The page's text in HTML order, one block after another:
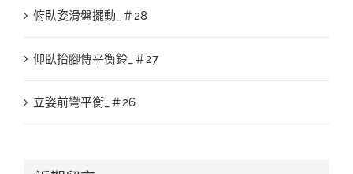
俯臥姿滑盤擺動_＃28
仰臥抬腳傳平衡鈴_＃27
立姿前彎平衡_＃26